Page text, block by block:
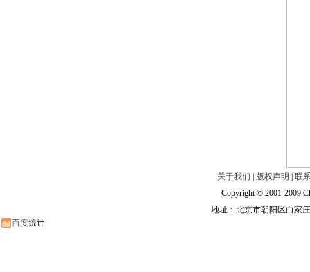
关于我们 版权声明
联
Copyright © 2001-2009
地址：北京市朝阳区白家